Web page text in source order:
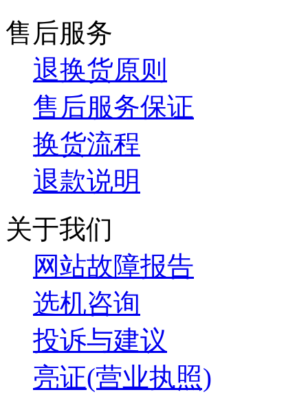
售后服务
退换货原则
售后服务保证
换货流程
退款说明
关于我们
网站故障报告
选机咨询
投诉与建议
亮证(营业执照)